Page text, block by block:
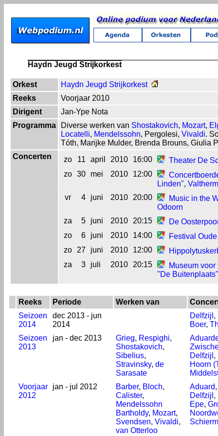
Haydn Jeugd Strijkorkest
Orkest
Haydn Jeugd Strijkorkest
Reeks
Voorjaar 2010
Dirigent
Jan-Ype Nota
Programma
Diverse werken van Shostakovich, Mozart,
Locatelli, Mendelssohn, Pergolesi, Vivaldi.
Tóth, Marijke Mulder, Brenda Brouns, Giulia
Concerten
zo 11 april 2010 16:00
Theater De
zo 30 mei 2010 12:00
Linden",
vr
4 juni 2010 20:00
Music in the
Odoorn
za
5 juni 2010 20:15
De
zo
6 juni 2010 14:00
Festival
zo
27 juni 2010 12:00
za
3 juli 2010 20:15
Museum
"De Buitenplaats"
Reeks Periode Werken van
Seizoen
2014
dec 2013 - jun
2014
Delfzijl ,
Boer,
Seizoen
2013
jan - dec 2013 Grieg, Respighi,
Shostakovich,
Sibelius,
Stravinsky, de
Sarasate
Delfzijl ,
Hoorn
Voorjaar
2012
jan - jul 2012 Barber, Bloch,
Calister,
Mendelssohn
Bartholdy, Mozart,
Svendsen, Vivaldi,
van Otterloo
Aduard,
Delfzijl ,
Epe,